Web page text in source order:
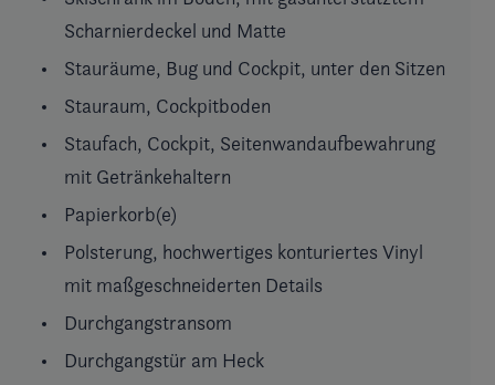
Scharnierdeckel und Matte
Stauräume, Bug und Cockpit, unter den Sitzen
Stauraum, Cockpitboden
Staufach, Cockpit, Seitenwandaufbewahrung
mit Getränkehaltern
Papierkorb(e)
Polsterung, hochwertiges konturiertes Vinyl
mit maßgeschneiderten Details
Durchgangstransom
Durchgangstür am Heck